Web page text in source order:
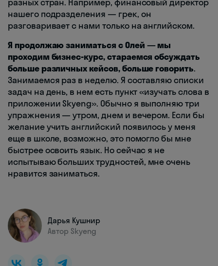
разных стран. Например, финансовый директор
нашего подразделения — грек, он
разговаривает с нами только на английском.
Я продолжаю заниматься с Олей — мы
проходим бизнес-курс, стараемся обсуждать
больше различных кейсов, больше говорить.
Занимаемся раз в неделю. Я составляю списки
задач на день, в нем есть пункт «изучать слова в
приложении Skyeng». Обычно я выполняю три
упражнения — утром, днем и вечером. Если бы
желание учить английский появилось у меня
еще в школе, возможно, это помогло бы мне
быстрее освоить язык. Но сейчас я не
испытываю больших трудностей, мне очень
нравится заниматься.
Дарья Кушнир
Автор Skyeng